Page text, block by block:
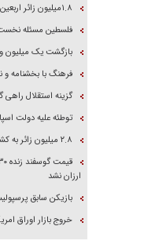
۱.۸میلیون زائر اربعین به کشور بازگشتند
فلسطین مسئله
بازگشت یک میلیون و ۹۷۴ هزار زائر اربعین به کشور
فرهنگ با بخشنامه و
گزینه استقلال
توطئه علیه دولت
۲.۸ میلیون زائر به کشور بازگشتند
ارزان نشد
بازیکن سابق
خروج بازار اوراق